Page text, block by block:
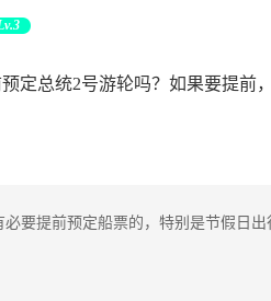
定总统2号游轮吗？如果要提前
必要提前预定船票的，特别是节假日